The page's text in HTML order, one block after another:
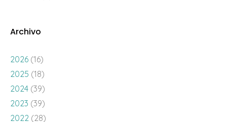
Archivo
2026 (16)
2025 (18)
2024 (39)
2023 (39)
2022 (28)